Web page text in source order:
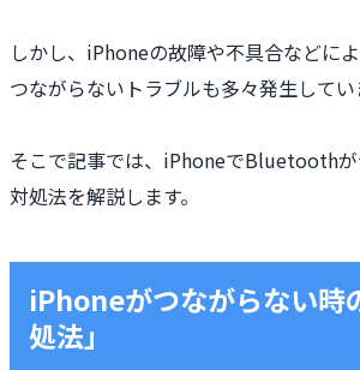
しかし、iPhoneの故障や不具合などに
つながらないトラブルも多々発生してい
そこで記事では、iPhoneでBluetooth
対処法を解説します。
iPhoneがつながらない時
処法」